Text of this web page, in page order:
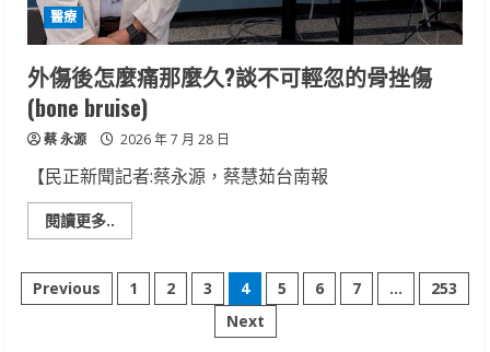
8
週
年
慶
及
警
民
誼
會
醫療
外傷後怎麼痛那麼久?談不可輕忽的骨挫傷
(bone bruise)
蔡 永源 2026 年 7 月 28 日
【民正新聞記者:蔡永源，蔡慧茹台南報
閱讀更多..
more
怎
文Previous 1 2 3 4 5 6 7 ...
253
Next